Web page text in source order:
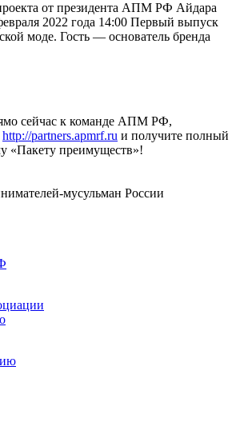
от президента АПМ РФ Айдара
2022 года 14:00 Первый выпуск
моде. Гость — основатель бренда
сейчас к команде АПМ РФ,
http://partners.apmrf.ru и получите полный
«Пакету преимуществ»!
мусульман России